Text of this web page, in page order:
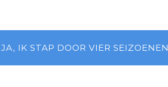
JA, IK STAP DOOR VIER SEIZOENEN